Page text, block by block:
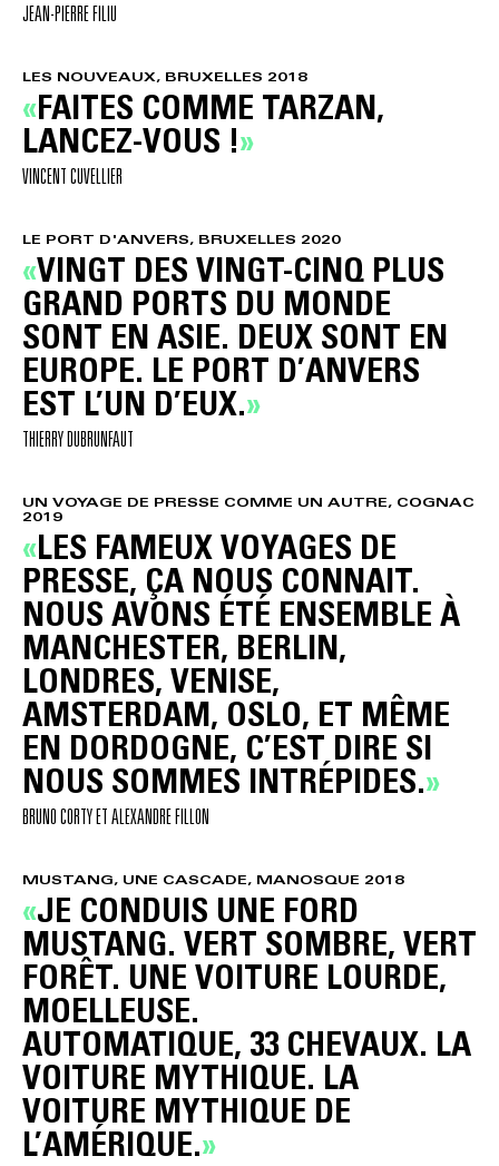
JEAN-PIERRE FILIU
LES NOUVEAUX, BRUXELLES 2018
FAITES COMME TARZAN,
LANCEZ-VOUS !
VINCENT CUVELLIER
LE PORT D'ANVERS, BRUXELLES 2020
VINGT DES VINGT-CINQ PLUS
GRAND PORTS DU MONDE
SONT EN ASIE. DEUX SONT EN
EUROPE. LE PORT D’ANVERS
EST L’UN D’EUX.
THIERRY DUBRUNFAUT
UN VOYAGE DE PRESSE COMME UN AUTRE, COGNAC
2019
LES FAMEUX VOYAGES DE
PRESSE, ÇA NOUS CONNAIT.
NOUS AVONS ÉTÉ ENSEMBLE À
MANCHESTER, BERLIN,
LONDRES, VENISE,
AMSTERDAM, OSLO, ET MÊME
EN DORDOGNE, C’EST DIRE SI
NOUS SOMMES INTRÉPIDES.
BRUNO CORTY ET ALEXANDRE FILLON
MUSTANG, UNE CASCADE, MANOSQUE 2018
JE CONDUIS UNE FORD
MUSTANG. VERT SOMBRE, VERT
FORÊT. UNE VOITURE LOURDE,
MOELLEUSE.
AUTOMATIQUE, 33 CHEVAUX. LA
VOITURE MYTHIQUE. LA
VOITURE MYTHIQUE DE
L’AMÉRIQUE.